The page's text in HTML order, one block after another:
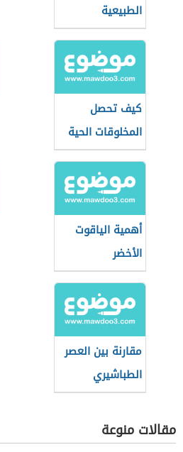
الطبيعية
كيف تحصل
المخلوقات الحية
على الطاقة
أهمية الياقوت
الأخضر
مقارنة بين العصر
الطباشيري
والجوراسي
مقالات منوعة